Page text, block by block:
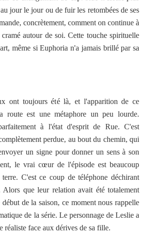
jour le jour ou de fuir les retombées de ses
concrètement, comment on continue à
autour de soi. Cette touche spirituelle
même si Euphoria n'a jamais brillé par sa
ont toujours été là, et l'apparition de ce
route est une métaphore un peu lourde.
à l'état d'esprit de Rue. C'est
perdue, au bout du chemin, qui
un signe pour donner un sens à son
le vrai cœur de l'épisode est beaucoup
C'est ce coup de téléphone déchirant
Alors que leur relation avait été totalement
de la saison, ce moment nous rappelle
de la série. Le personnage de Leslie a
réaliste face aux dérives de sa fille.